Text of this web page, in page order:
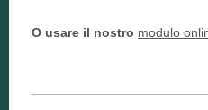
O usare il nostro modulo